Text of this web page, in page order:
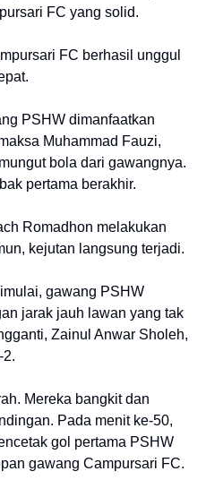
FC yang solid.
FC berhasil unggul
PSHW dimanfaatkan
Muhammad Fauzi,
bola dari gawangnya.
pertama berakhir.
Romadhon melakukan
kejutan langsung terjadi.
gawang PSHW
jarak jauh lawan yang tak
Zainul Anwar Sholeh,
2.
Mereka bangkit dan
Pada menit ke-50,
gol pertama PSHW
gawang Campursari FC.